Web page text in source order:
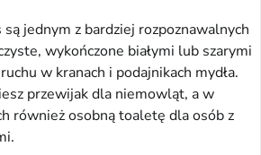
jednym z bardziej rozpoznawalnych
wykończone białymi lub szarymi
w kranach i podajnikach mydła.
przewijak dla niemowląt, a w
również osobną toaletę dla osób z